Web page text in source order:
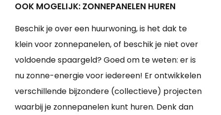
OOK MOGELIJK: ZONNEPANELEN HUREN
Beschik je over een huurwoning, is het dak te
klein voor zonnepanelen, of beschik je niet over
voldoende spaargeld? Goed om te weten: er is
nu zonne-energie voor iedereen! Er ontwikkelen
verschillende bijzondere (collectieve) projecten
waarbij je zonnepanelen kunt huren. Denk dan